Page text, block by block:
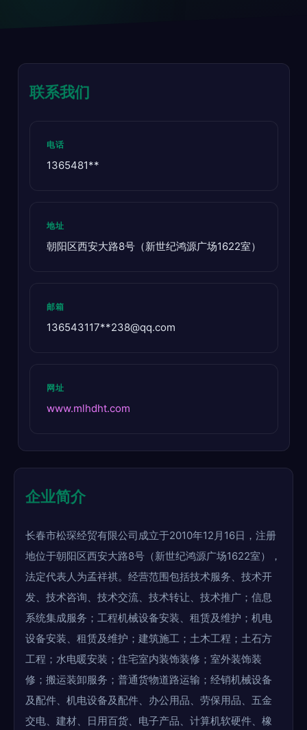
联系我们
电话
1365481**
地址
朝阳区西安大路8号（新世纪鸿源广场1622室）
邮箱
136543117**238@qq.com
网址
www.mlhdht.com
企业简介
长春市松琛经贸有限公司成立于2010年12月16日，注册
地位于朝阳区西安大路8号（新世纪鸿源广场1622室），
法定代表人为孟祥祺。经营范围包括技术服务、技术开
发、技术咨询、技术交流、技术转让、技术推广；信息
系统集成服务；工程机械设备安装、租赁及维护；机电
设备安装、租赁及维护；建筑施工；土木工程；土石方
工程；水电暖安装；住宅室内装饰装修；室外装饰装
修；搬运装卸服务；普通货物道路运输；经销机械设备
及配件、机电设备及配件、办公用品、劳保用品、五金
交电、建材、日用百货、电子产品、计算机软硬件、橡